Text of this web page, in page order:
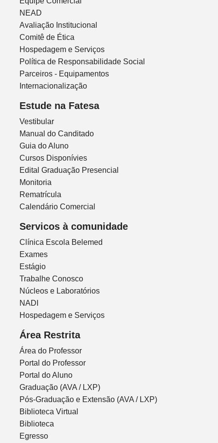
NEAD
Avaliação Institucional
Comitê de Ética
Hospedagem e Serviços
Política de Responsabilidade Social
Parceiros - Equipamentos
Internacionalização
Estude na Fatesa
Vestibular
Manual do Canditado
Guia do Aluno
Cursos Disponívies
Edital Graduação Presencial
Monitoria
Rematrícula
Calendário Comercial
Servicos à comunidade
Clínica Escola Belemed
Exames
Estágio
Trabalhe Conosco
Núcleos e Laboratórios
NADI
Hospedagem e Serviços
Área Restrita
Área do Professor
Portal do Professor
Portal do Aluno
Graduação (AVA / LXP)
Pós-Graduação e Extensão (AVA / LXP)
Biblioteca Virtual
Biblioteca
Egresso